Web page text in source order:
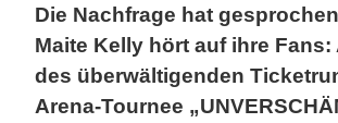
Die Nachfrage hat
Maite Kelly hört auf ihre
des überwältigenden
Arena-Tournee